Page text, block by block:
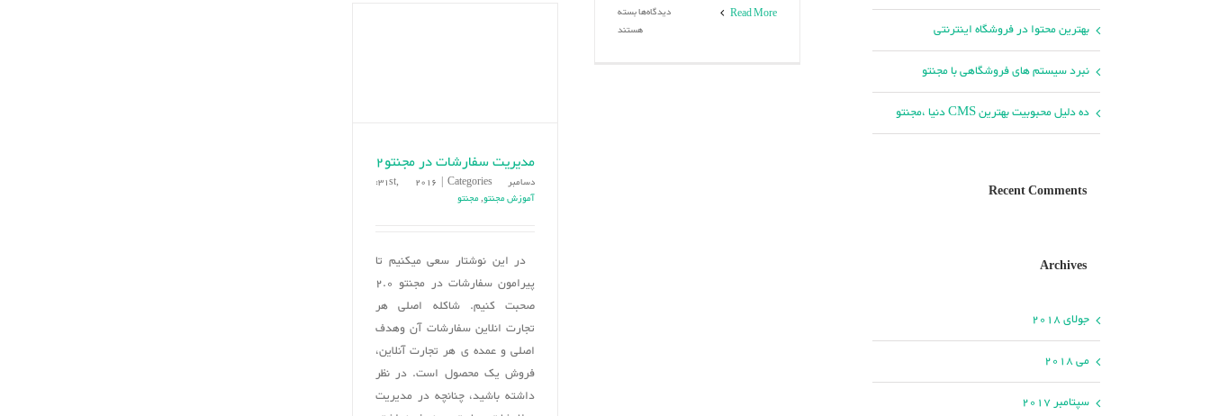
Read More دیدگاه‌هابرای
ارسال
بسته
هستند
مدیریت سفارشات در مجنتو2
دسامبر 31st, 2016Categories:
آموزش مجنتو,مجنتو
در این نوشتار سعی میکنیم تا
پیرامون سفارشات در مجنتو 2.0
صحبت کنیم. شاکله اصلی هر
تجارت انلاین سفارشات آن وهدف
اصلی و عمده ی هر تجارت آنلاین،
فروش یک محصول است. در نظر
داشته باشید، چنانچه در مدیریت
بهترین محتوا در فروشگاه اینترنتی
نبرد سیستم های فروشگاهی با مجنتو
ده دلیل محبوبیت بهترین CMS دنیا ،مجنتو
Recent Comments
Archives
جولای 2018
می 2018
سپتامبر 2017